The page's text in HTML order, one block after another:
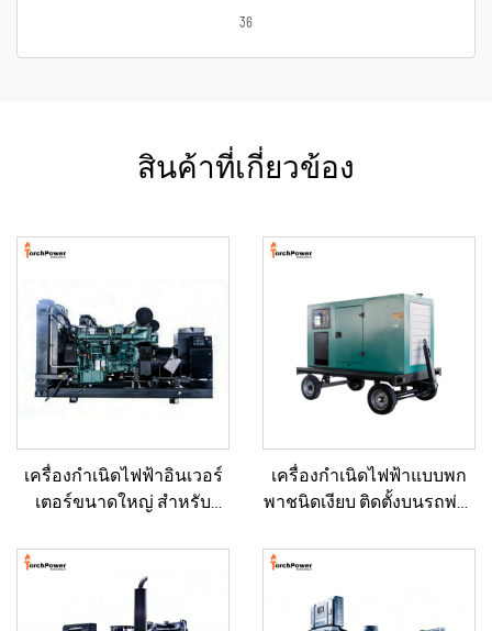
36
สินค้าที่เกี่ยวข้อง
เครื่องกำเนิดไฟฟ้าอินเวอร์
เตอร์ขนาดใหญ่ สำหรับ
กำเนิดไฟฟ้าดีเซลสำรอง
สำหรับขาย
เครื่องกำเนิดไฟฟ้าแบบพก
พาชนิดเงียบ ติดตั้งบนรถพ่วง